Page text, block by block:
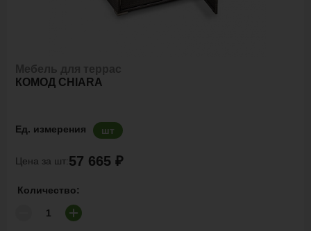
КОМОД CHIARA
Ед. измерения шт
Цена за шт:57 665 ₽
Количество: